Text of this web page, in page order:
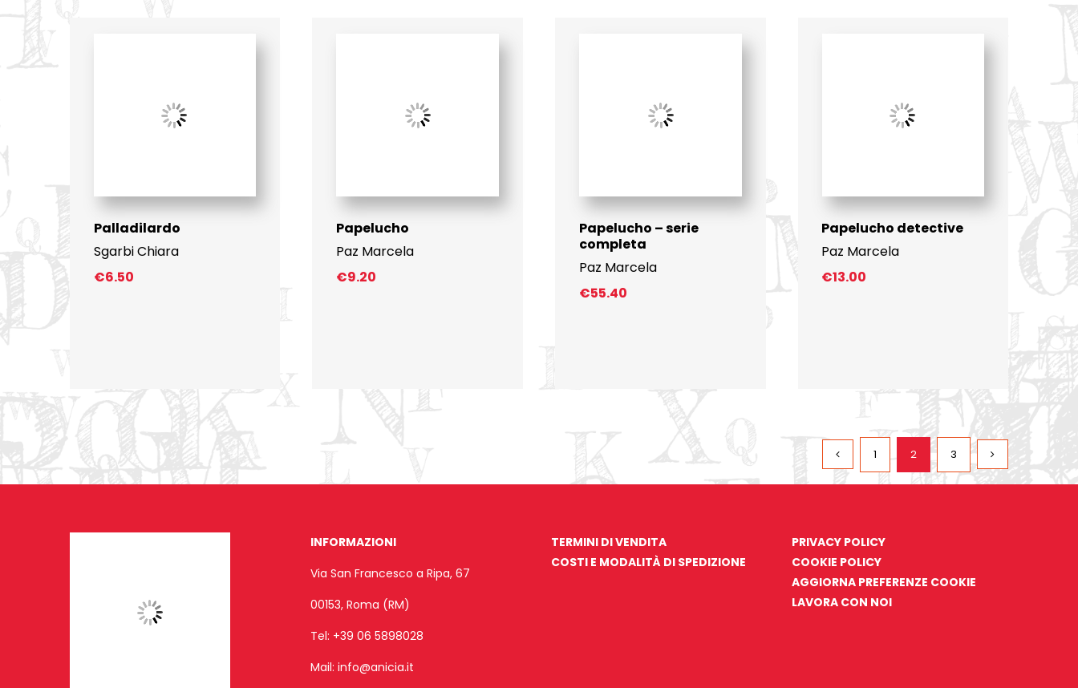
Palladilardo
Sgarbi Chiara
€6.50
Papelucho
Paz Marcela
€9.20
Papelucho – serie
completa
Paz Marcela
€55.40
Papelucho detective
Paz Marcela
€13.00
1 2 3
INFORMAZIONI
Via San Francesco a Ripa, 67
00153, Roma (RM)
Tel: +39 06 5898028
Mail: info@anicia.it
TERMINI DI VENDITA
COSTI E MODALITÀ DI SPEDIZIONE
PRIVACY POLICY
COOKIE POLICY
AGGIORNA PREFERENZE COOKIE
LAVORA CON NOI